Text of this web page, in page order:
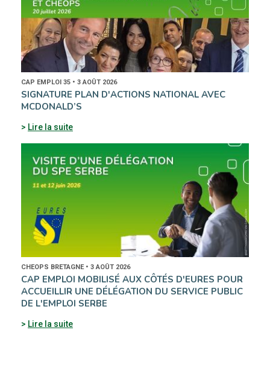
CAP EMPLOI 35 • 3 AOÛT 2026
SIGNATURE PLAN D'ACTIONS NATIONAL AVEC
MCDONALD’S
Lire la suite
CHEOPS BRETAGNE • 3 AOÛT 2026
CAP EMPLOI MOBILISÉ AUX CÔTÉS D'EURES POUR
ACCUEILLIR UNE DÉLÉGATION DU SERVICE PUBLIC
DE L'EMPLOI SERBE
Lire la suite